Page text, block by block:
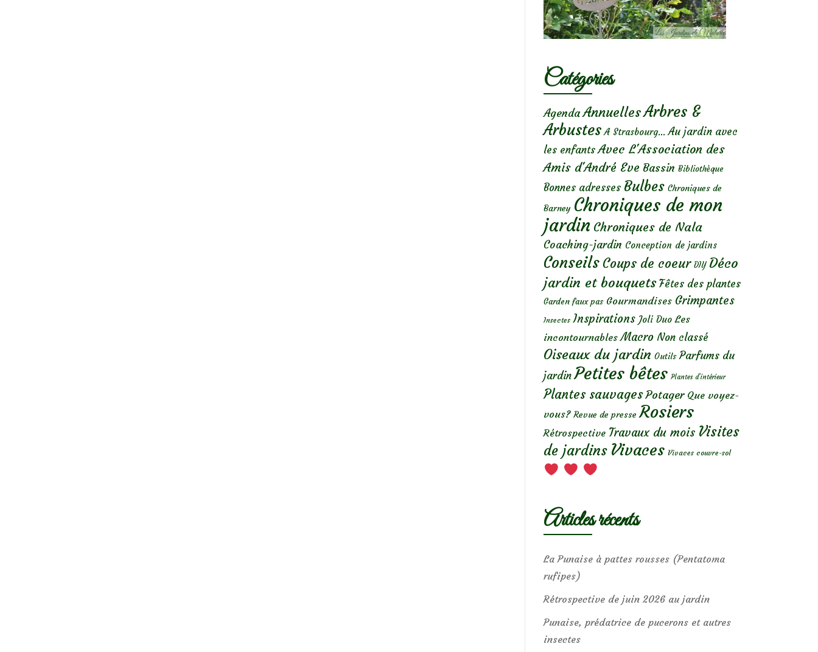
Catégories
Agenda AnnuellesArbres &
Arbustes A Strasbourg... Au jardin avec
les enfants Avec L'Association des
Amis d'André Eve Bassin Bibliothèque
Bonnes adresses Bulbes Chroniques de
Barney Chroniques de mon
jardin Chroniques de Nala
Coaching-jardin Conception de jardins
Conseils Coups de coeur DIY Déco
jardin et bouquets Fêtes des plantes
Garden faux pas Gourmandises Grimpantes
Insectes Inspirations Joli Duo Les
incontournables Macro Non classé
Oiseaux du jardin Outils Parfums du
jardin Petites bêtes Plantes d’intérieur
Plantes sauvages Potager Que voyez-
vous? Revue de presse Rosiers
Rétrospective Travaux du mois Visites
de jardins Vivaces Vivaces couvre-sol
Articles récents
La Punaise à pattes rousses (Pentatoma
rufipes)
Rétrospective de juin 2026 au jardin
Punaise, prédatrice de pucerons et autres
insectes